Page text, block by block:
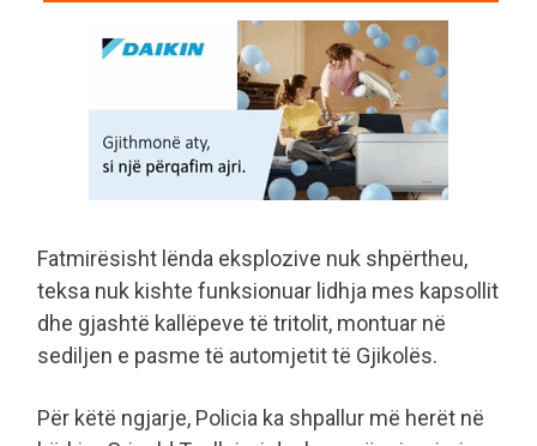
Fatmirësisht lënda eksplozive nuk shpërtheu,
teksa nuk kishte funksionuar lidhja mes kapsollit
dhe gjashtë kallëpeve të tritolit, montuar në
sediljen e pasme të automjetit të Gjikolës.
Për këtë ngjarje, Policia ka shpallur më herët në